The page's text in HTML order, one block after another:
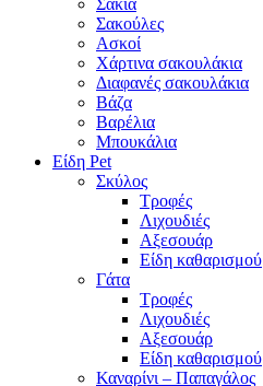
Σακούλες
Ασκοί
Χάρτινα σακουλάκια
Διαφανές σακουλάκια
Βάζα
Βαρέλια
Μπουκάλια
Είδη Pet
Σκύλος
Τροφές
Λιχουδιές
Αξεσουάρ
Είδη καθαρισμού
Γάτα
Τροφές
Λιχουδιές
Αξεσουάρ
Είδη καθαρισμού
Καναρίνι – Παπαγάλος